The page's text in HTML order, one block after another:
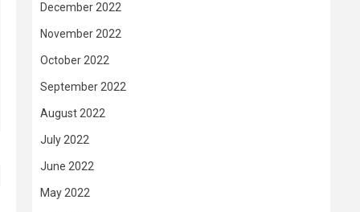
December 2022
November 2022
October 2022
September 2022
August 2022
July 2022
June 2022
May 2022